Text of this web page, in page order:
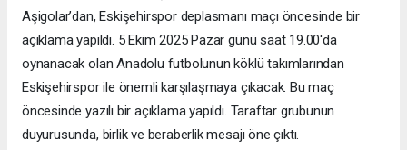
Aşigolar’dan, Eskişehirspor deplasmanı maçı öncesinde bir
açıklama yapıldı. 5 Ekim 2025 Pazar günü saat 19.00'da
oynanacak olan Anadolu futbolunun köklü takımlarından
Eskişehirspor ile önemli karşılaşmaya çıkacak. Bu maç
öncesinde yazılı bir açıklama yapıldı. Taraftar grubunun
duyurusunda, birlik ve beraberlik mesajı öne çıktı.